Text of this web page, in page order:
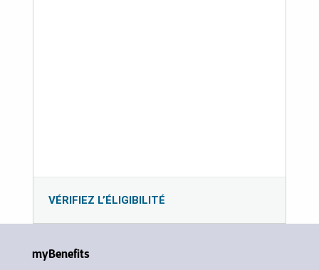
VÉRIFIEZ L’ÉLIGIBILITÉ
myBenefits